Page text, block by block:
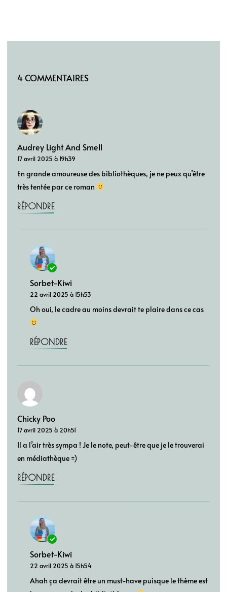
4 COMMENTAIRES
Audrey Light And Smell
17 avril 2025 à 19h39
En grande amoureuse des bibliothèques, je ne peux qu’être
très tentée par ce roman
RÉPONDRE
Sorbet-Kiwi
22 avril 2025 à 15h53
Oh oui, le cadre au moins devrait te plaire dans ce cas
RÉPONDRE
Chicky Poo
17 avril 2025 à 20h51
Il a l’air très sympa ! Je le note, peut-être que je le trouverai
en médiathèque =)
RÉPONDRE
Sorbet-Kiwi
22 avril 2025 à 15h54
Ahah ça devrait être un must-have puisque le thème est